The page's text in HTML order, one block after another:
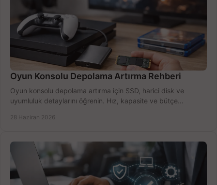
Oyun Konsolu Depolama Artırma Rehberi
Oyun konsolu depolama artırma için SSD, harici disk ve
uyumluluk detaylarını öğrenin. Hız, kapasite ve bütçe
28 Haziran 2026